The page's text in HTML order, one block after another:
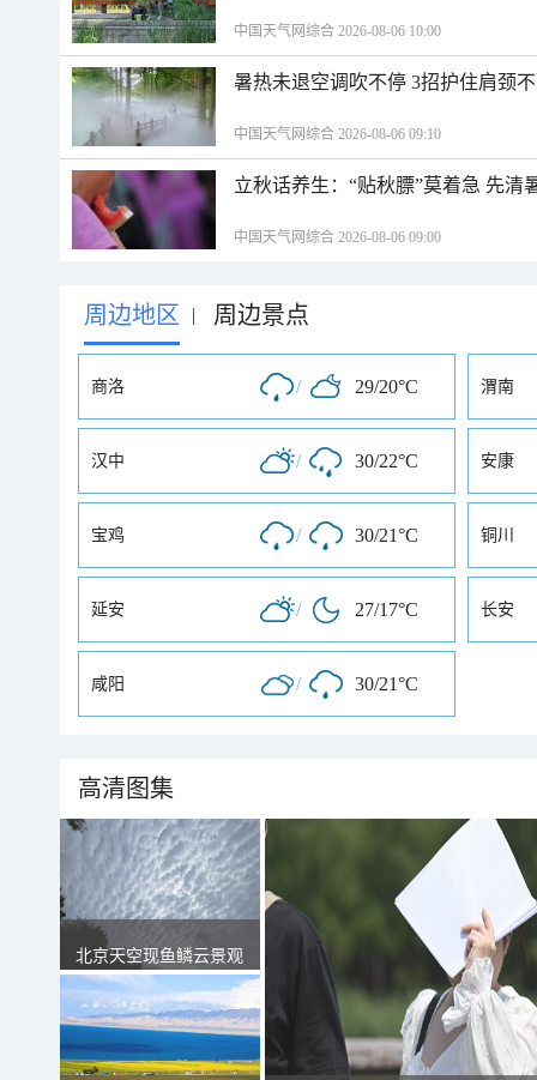
中国天气网综合 2026-08-06 10:00
暑热未退空调吹不停 3招护住肩颈
中国天气网综合 2026-08-06 09:10
立秋话养生：“贴秋膘”莫着急 先清
中国天气网综合 2026-08-06 09:00
周边地区 | 周边景点
商洛 / 29/20°C 渭南
汉中 / 30/22°C 安康
宝鸡 / 30/21°C 铜川
延安 / 27/17°C 长安
咸阳 / 30/21°C
高清图集
北京天空现鱼鳞云景观